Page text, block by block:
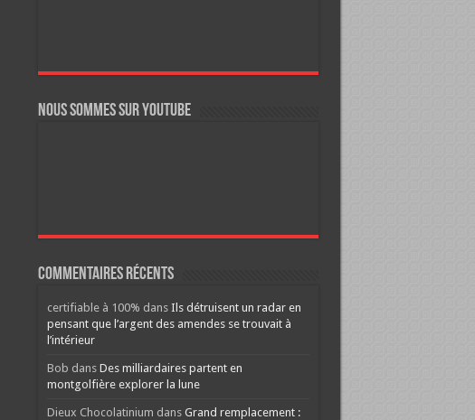
Nous sommes sur YouTube
Commentaires récents
certifiable à 100% dans Ils détruisent un radar en
pensant que l’argent des amendes se trouvait à
l’intérieur
Bob dans Des milliardaires partent en
montgolfière explorer la lune
Dieux Chocolatinium dans Grand remplacement :